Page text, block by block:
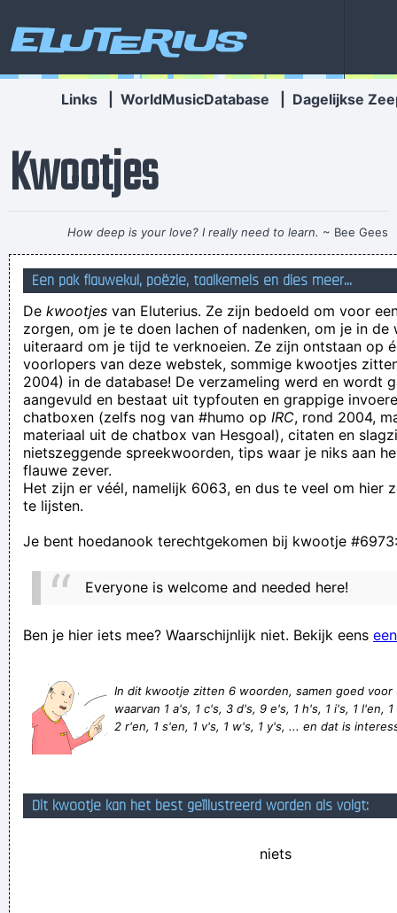
Eluterius
Links WorldMusicDatabase Dagelijkse
Kwootjes
How deep is your love? I really need to learn. ~ Bee Gees
En Minnen is ook al hier, met zijn LELIJKE AUTO man!!!!
Hoe laank
Het werd hochzeit dat die twee gingen trouwen!
In een reflex trekt hij zomaar eventjes een dozijn appelsienen
tegen de grond!
het geklikklak van biljartballen gaat gewoon verder
Het met een lange haal anaal aanbrengen van de paal was
fataal voor de Waal z'n darmkanaal. Doe dan toch ook
Zoals het schrijven in hoofdletters ook niet helemaal normaal
please tell me it is not possible for people to be this fucking
dertigduizend mensen uitnodig moet ik toch zeker zellef
zestien!'
Morris! MORRIS! MORRISSS!!! GODMILJAAR!!
Are you being schurft?
Een pak flauwekul, poëzie, taalkemels en dies meer...
De kwootjes van Eluterius. Ze zijn bedoeld om voor
zorgen, om je te doen lachen of nadenken, om je in de
uiteraard om je tijd te verknoeien. Ze zijn ontstaan op
voorlopers van deze webstek, sommige kwootjes
2004) in de database! De verzameling werd en wordt
aangevuld en bestaat uit typfouten en grappige
chatboxen (zelfs nog van #humo op IRC, rond 2004,
materiaal uit de chatbox van Hesgoal), citaten en
nietszeggende spreekwoorden, tips waar je niks aan
flauwe zever.
Het zijn er véél, namelijk 6063, en dus te veel om hier
te lijsten.
Je bent hoedanook terechtgekomen bij kwootje #6973:
Everyone is welcome and needed here!
Ben je hier iets mee? Waarschijnlijk niet. Bekijk eens
In dit kwootje zitten 6 woorden, samen goed
waarvan 1 a's, 1 c's, 3 d's, 9 e's, 1 h's, 1 i's, 1 l'en,
2 r'en, 1 s'en, 1 v's, 1 w's, 1 y's, ... en dat is
Dit kwootje kan het best geïllustreerd worden als volgt:
niets